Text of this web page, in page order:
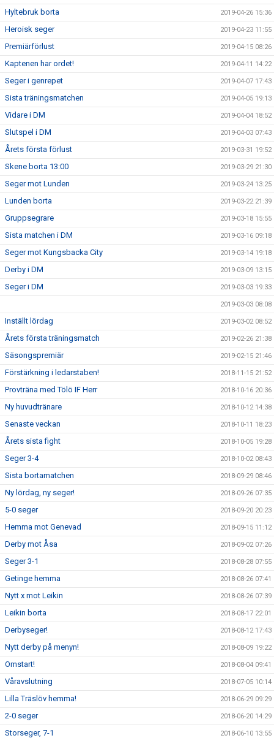
Hyltebruk borta 2019-04-26 15:36
Heroisk seger 2019-04-23 11:55
Premiärförlust 2019-04-15 08:26
Kaptenen har ordet! 2019-04-11 14:22
Seger i genrepet 2019-04-07 17:43
Sista träningsmatchen 2019-04-05 19:13
Vidare i DM 2019-04-04 18:52
Slutspel i DM 2019-04-03 07:43
Årets första förlust 2019-03-31 19:52
Skene borta 13:00 2019-03-29 21:30
Seger mot Lunden 2019-03-24 13:25
Lunden borta 2019-03-22 21:39
Gruppsegrare 2019-03-18 15:55
Sista matchen i DM 2019-03-16 09:18
Seger mot Kungsbacka City 2019-03-14 19:18
Derby i DM 2019-03-09 13:15
Seger i DM 2019-03-03 19:33
2019-03-03 08:08
Inställt lördag 2019-03-02 08:52
Årets första träningsmatch 2019-02-26 21:38
Säsongspremiär 2019-02-15 21:46
Förstärkning i ledarstaben! 2018-11-15 21:52
Provträna med Tölö IF Herr 2018-10-16 20:36
Ny huvudtränare 2018-10-12 14:38
Senaste veckan 2018-10-11 18:23
Årets sista fight 2018-10-05 19:28
Seger 3-4 2018-10-02 08:43
Sista bortamatchen 2018-09-29 08:46
Ny lördag, ny seger! 2018-09-26 07:35
5-0 seger 2018-09-20 20:23
Hemma mot Genevad 2018-09-15 11:12
Derby mot Åsa 2018-09-02 07:26
Seger 3-1 2018-08-28 07:55
Getinge hemma 2018-08-26 07:41
Nytt x mot Leikin 2018-08-26 07:39
Leikin borta 2018-08-17 22:01
Derbyseger! 2018-08-12 17:43
Nytt derby på menyn! 2018-08-09 19:22
Omstart! 2018-08-04 09:41
Våravslutning 2018-07-05 10:14
Lilla Träslöv hemma! 2018-06-29 09:29
2-0 seger 2018-06-20 14:29
Storseger, 7-1 2018-06-10 13:55